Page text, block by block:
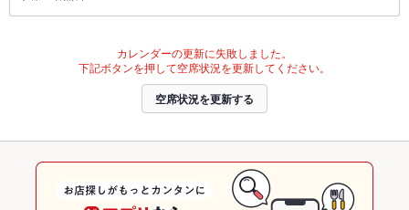
カレンダーの更新に失敗しました。
下記ボタンを押して空席状況を更新してください。
空席状況を更新する